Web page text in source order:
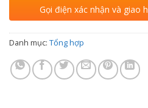
Gọi điện xác nhận và giao
Danh mục: Tổng hợp